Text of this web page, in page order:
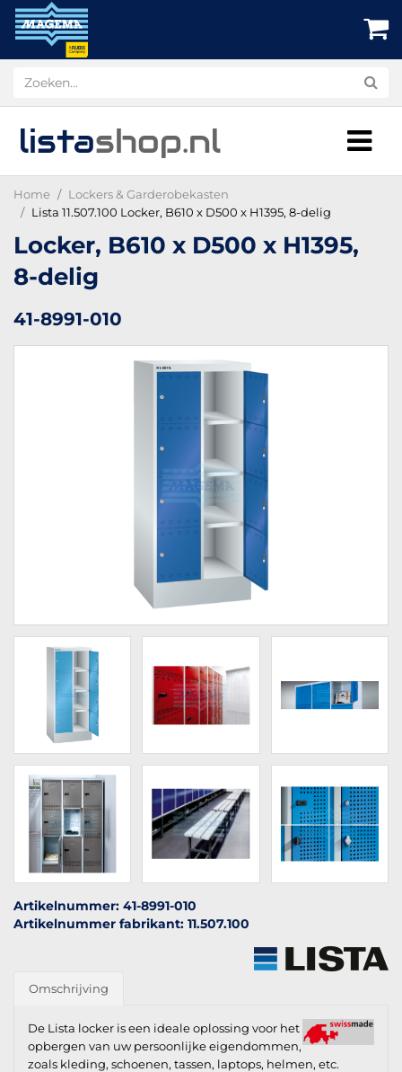
listashop.nl
Home
Lockers & Garderobekasten
Lista 11.507.100 Locker, B610 x D500 x H1395, 8-delig
Locker, B610 x D500 x H1395,
8-delig
41-8991-010
Artikelnummer: 41-8991-010
Artikelnummer fabrikant: 11.507.100
Omschrijving
De Lista locker is een ideale oplossing voor het
opbergen van uw persoonlijke eigendommen,
zoals kleding, schoenen, tassen, laptops, helmen, etc.